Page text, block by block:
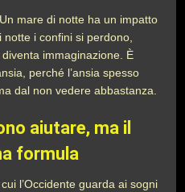
mare di notte ha un impatto
i confini si perdono,
immaginazione. È
perché l’ansia spesso
dal non vedere abbastanza.
aiutare, ma il
formula
l’Occidente guarda ai sogni